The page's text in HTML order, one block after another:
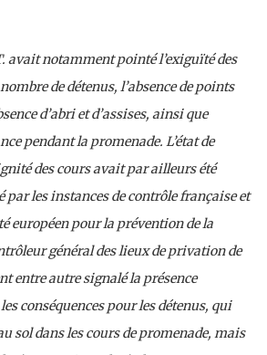
avait notamment pointé l’exiguïté des
de détenus, l’absence de points
d’abri et d’assises, ainsi que
pendant la promenade. L’état de
des cours avait par ailleurs été
par les instances de contrôle française et
européen pour la prévention de la
général des lieux de privation de
entre autre signalé la présence
conséquences pour les détenus, qui
sol dans les cours de promenade, mais